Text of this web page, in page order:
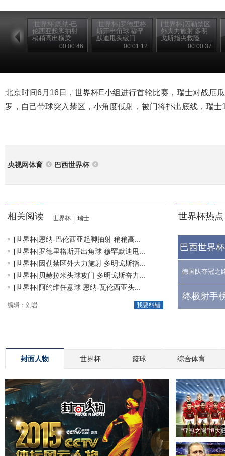
[世界杯]恩纳-巴
伦西亚起脚抽射
稍稍高出横梁
00:00:46
[世界杯]罗德里格
斯开出角球 穆罕
默迪甩头破门
00:01:12
[世界杯]因勒禁区
外大力施射 多明
戈斯指尖救险
00:00:37
北京时间6月16日，世界杯E小组进行首轮比赛，瑞士对战厄
罗，自己带球突入禁区，小角度低射，被门将扑出底线，瑞士
央视网体育 巴西世界杯
相关阅读 世界杯 瑞士
[世界杯]恩纳-巴伦西亚起脚抽射 稍稍高...
[世界杯]罗德里格斯开出角球 穆罕默迪甩...
[世界杯]因勒禁区外大力施射 多明戈斯指...
[世界杯]贝赫拉米头球攻门 多明戈斯奋力...
[世界杯]阿约维任意球 恩纳-瓦伦西亚头...
我要纠错
编辑：刘岩
世界杯热点
巴西世界
德国队夺冠之
终极射手
封面人物 世界杯 篮球 综合体育
“亚冠之巅”恒大